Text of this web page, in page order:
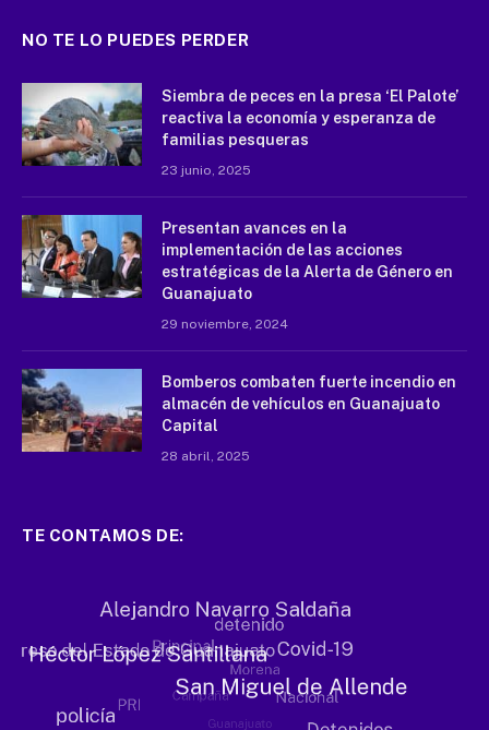
NO TE LO PUEDES PERDER
Siembra de peces en la presa ‘El Palote’
reactiva la economía y esperanza de
familias pesqueras
23 junio, 2025
Presentan avances en la
implementación de las acciones
estratégicas de la Alerta de Género en
Guanajuato
29 noviembre, 2024
Bomberos combaten fuerte incendio en
almacén de vehículos en Guanajuato
Capital
28 abril, 2025
TE CONTAMOS DE: